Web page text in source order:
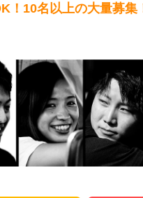
！10名以上の大量募